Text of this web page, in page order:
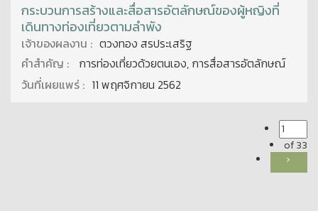
กระบวนการสร้างและสื่อสารอัตลักษณ์ของผู้หญิงที่
เดินทางท่องเที่ยวตามลำพัง
เจ้าของผลงาน : ตวงทอง สรประเสริฐ
คำสำคัญ :
การท่องเที่ยวด้วยตนเอง, การสื่อสารอัตลักษณ์
วันที่เผยแพร่ : 11 พฤศจิกายน 2562
of 33
›